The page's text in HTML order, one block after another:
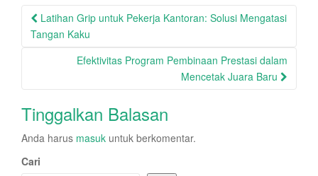
Post
navigation
Latihan Grip untuk Pekerja Kantoran: Solusi Mengatasi
Tangan Kaku
Efektivitas Program Pembinaan Prestasi dalam
Mencetak Juara Baru
Tinggalkan Balasan
Anda harus masuk untuk berkomentar.
Cari